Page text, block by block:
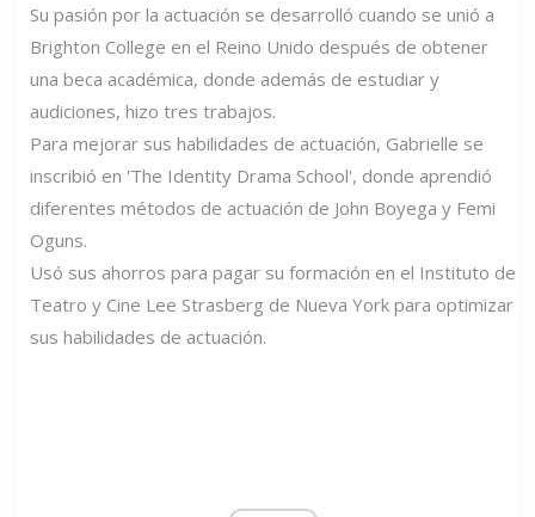
Su pasión por la actuación se desarrolló cuando se unió a
Brighton College en el Reino Unido después de obtener
una beca académica, donde además de estudiar y
audiciones, hizo tres trabajos.
Para mejorar sus habilidades de actuación, Gabrielle se
inscribió en 'The Identity Drama School', donde aprendió
diferentes métodos de actuación de John Boyega y Femi
Oguns.
Usó sus ahorros para pagar su formación en el Instituto de
Teatro y Cine Lee Strasberg de Nueva York para optimizar
sus habilidades de actuación.